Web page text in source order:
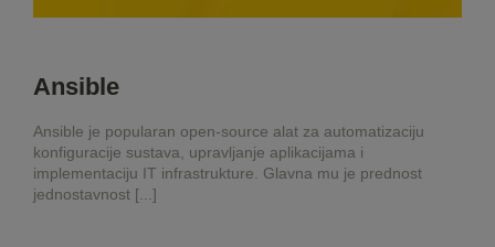
Ansible
Ansible je popularan open-source alat za automatizaciju
konfiguracije sustava, upravljanje aplikacijama i
implementaciju IT infrastrukture. Glavna mu je prednost
jednostavnost [...]